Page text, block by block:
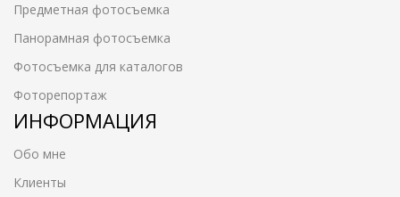
Предметная фотосъемка
Панорамная фотосъемка
Фотосъемка для каталогов
Фоторепортаж
ИНФОРМАЦИЯ
Обо мне
Клиенты